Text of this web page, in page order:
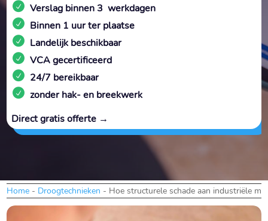
Verslag binnen 3 werkdagen
Binnen 1 uur ter plaatse
Landelijk beschikbaar
VCA gecertificeerd
24/7 bereikbaar
zonder hak- en breekwerk
Direct gratis offerte →
Home - Droogtechnieken - Hoe structurele schade aan industriële